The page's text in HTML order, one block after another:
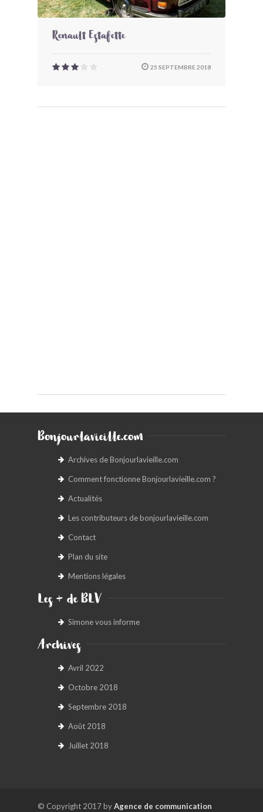
Renault Estafette
25 SEPTEMBRE 2018
Bonjourlavieille.com
Archives de Bonjourlavieille.com
Comment fonctionne Bonjourlavieille.com ?
Actualités
Les contributeurs de bonjourlavieille.com
Contact
Plan du site
Mentions légales
Les + de BLV
Simone vous informe
Archives
Avril 2022
Octobre 2018
Septembre 2018
Août 2018
Juillet 2018
© Copyright 2017 byAgence de communication